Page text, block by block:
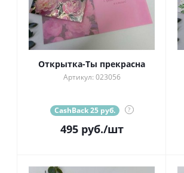
Открытка-Ты прекрасна
Артикул: 023056
CashBack 25 руб. ?
495руб./шт